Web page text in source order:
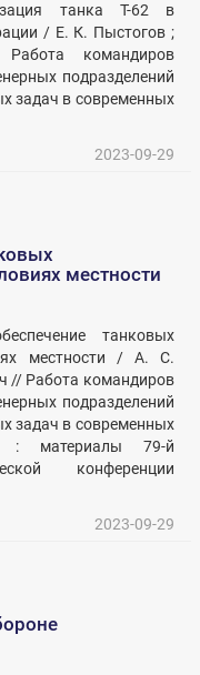
танка Т-62 в
/ Е. К. Пыстогов ;
командиров
подразделений
задач в современных
2023-09-29
местности
танковых
местности / А. С.
// Работа командиров
подразделений
задач в современных
: материалы 79-й
конференции
2023-09-29